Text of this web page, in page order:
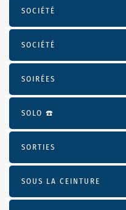
SOCIÉTÉ
SOCIÉTÉ
SOIRÉES
SOLO ☎️
SORTIES
SOUS LA CEINTURE